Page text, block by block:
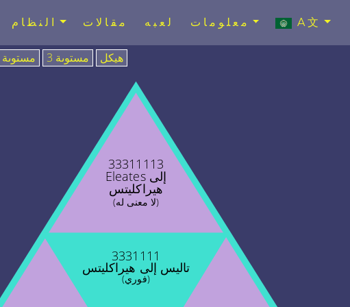
النظام مقالات لعبه معلومات A文
مستوىة 2 مستوىة 3 هيكل
3331111
تاليس إلى هيراكليتس
(فوري)
33311113
Eleates إلى
هيراكليتس
(لا معنى له)